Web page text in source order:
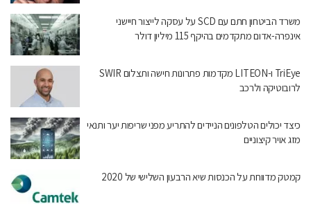
משרד הביטחון חתם עם SCD על עסקה לייצור חיישני
אינפרה-אדום מתקדמים בהיקף 115 מיליון דולר
‏TriEye ו-LITEON מקדמות פתרונות חישה ותצלום SWIR
לרובוטיקה ולרכב
כיצד יכולים הטלפונים הניידים להתריע מפני שריפות יער ותנאי
מזג אויר קיצוניים
קמטק מדווחת על הכנסות שיא הרבעון השלישי של 2020